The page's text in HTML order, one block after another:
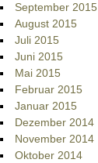
September 2015
August 2015
Juli 2015
Juni 2015
Mai 2015
Februar 2015
Januar 2015
Dezember 2014
November 2014
Oktober 2014